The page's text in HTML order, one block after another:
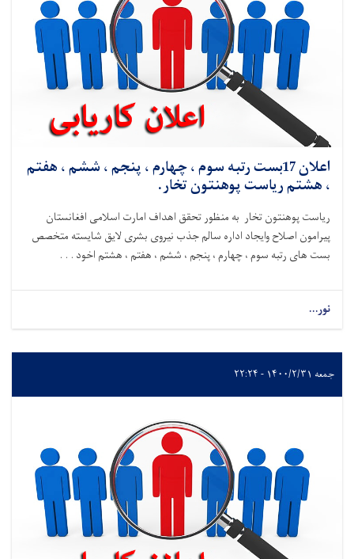
اعلان 17بست رتبه سوم ، چهارم ، پنجم ، ششم ، هفتم
، هشتم ریاست پوهنتون تخار.
ریاست پوهنتون تخار به منظور تحقق اهداف امارت اسلامی افغانستان
پیرامون اصلاح وایجاد اداره سالم جذب نیروی بشری لایق شایسته متخصص
بست های رتبه سوم ، چهارم ، پنجم ، ششم ، هفتم ، هشتم اخود . . .
نور...
جمعه ۱۴۰۰/۲/۳۱ - ۲۲:۲۴